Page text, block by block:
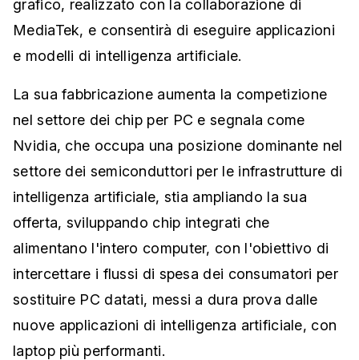
grafico, realizzato con la collaborazione di
MediaTek, e consentirà di eseguire applicazioni
e modelli di intelligenza artificiale.
La sua fabbricazione aumenta la competizione
nel settore dei chip per PC e segnala come
Nvidia, che occupa una posizione dominante nel
settore dei semiconduttori per le infrastrutture di
intelligenza artificiale, stia ampliando la sua
offerta, sviluppando chip integrati che
alimentano l'intero computer, con l'obiettivo di
intercettare i flussi di spesa dei consumatori per
sostituire PC datati, messi a dura prova dalle
nuove applicazioni di intelligenza artificiale, con
laptop più performanti.